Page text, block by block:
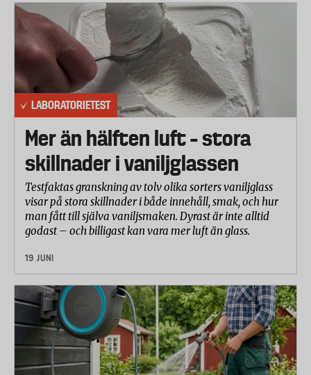
LABORATORIETEST
Mer än hälften luft – stora
skillnader i vaniljglassen
Testfaktas granskning av tolv olika sorters vaniljglass
visar på stora skillnader i både innehåll, smak, och hur
man fått till själva vaniljsmaken. Dyrast är inte alltid
godast – och billigast kan vara mer luft än glass.
19 JUNI